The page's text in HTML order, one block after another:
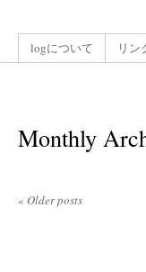
logについて リン
Monthly
« Older posts